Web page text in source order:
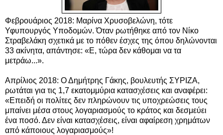
Φεβρουάριος 2018: Μαρίνα Χρυσοβελώνη, τότε
Υφυπουργός Υποδομών. Όταν ρωτήθηκε από τον Νίκο
Στραβελάκη σχετικά με το πόθεν έσχες της όπου δηλώνονται
33 ακίνητα, απάντησε: «Ε, τώρα δεν κάθομαι να τα
μετράω...».
Απρίλιος 2018: Ο Δημήτρης Γάκης, βουλευτής ΣΥΡΙΖΑ,
ρωτάται για τις 1,7 εκατομμύρια κατασχέσεις και αναφέρει:
«Επειδή οι πολίτες δεν πληρώνουν τις υποχρεώσεις τους
μπαίνει μέσα στους λογαριασμούς το κράτος και δεσμεύει
ένα ποσό. Δεν είναι κατασχέσεις, είναι αφαίρεση χρημάτων
από κάποιους λογαριασμούς»!